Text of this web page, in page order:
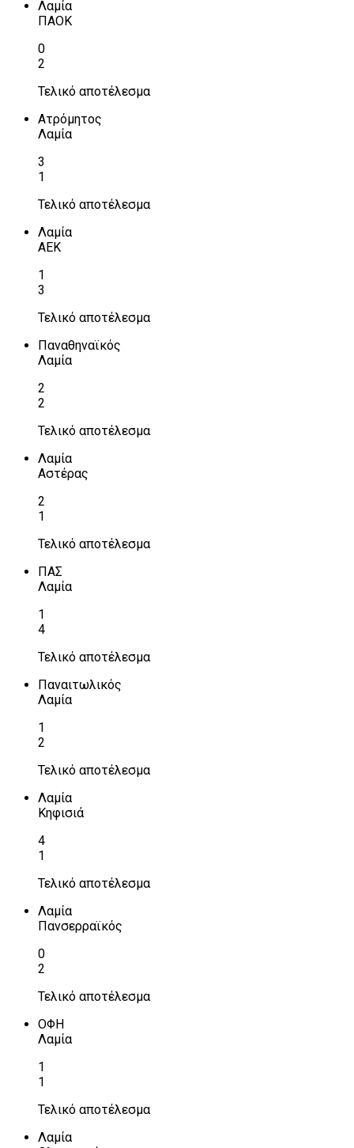
Λαμία
ΠΑΟΚ
0
2
Τελικό αποτέλεσμα
Ατρόμητος
Λαμία
3
1
Τελικό αποτέλεσμα
Λαμία
ΑΕΚ
1
3
Τελικό αποτέλεσμα
Παναθηναϊκός
Λαμία
2
2
Τελικό αποτέλεσμα
Λαμία
Αστέρας
2
1
Τελικό αποτέλεσμα
ΠΑΣ
Λαμία
1
4
Τελικό αποτέλεσμα
Παναιτωλικός
Λαμία
1
2
Τελικό αποτέλεσμα
Λαμία
Κηφισιά
4
1
Τελικό αποτέλεσμα
Λαμία
Πανσερραϊκός
0
2
Τελικό αποτέλεσμα
ΟΦΗ
Λαμία
1
1
Τελικό αποτέλεσμα
Λαμία